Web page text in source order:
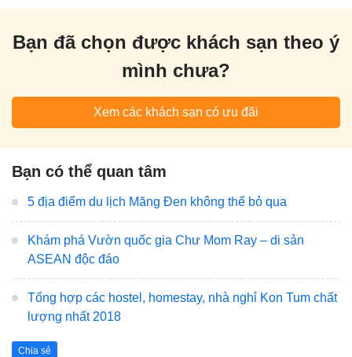
Bạn đã chọn được khách sạn theo ý
mình chưa?
Xem các khách sạn có ưu đãi
Bạn có thể quan tâm
5 địa điểm du lịch Măng Đen không thể bỏ qua
Khám phá Vườn quốc gia Chư Mom Ray – di sản
ASEAN độc đáo
Tổng hợp các hostel, homestay, nhà nghỉ Kon Tum chất
lượng nhất 2018
Chia sẻ